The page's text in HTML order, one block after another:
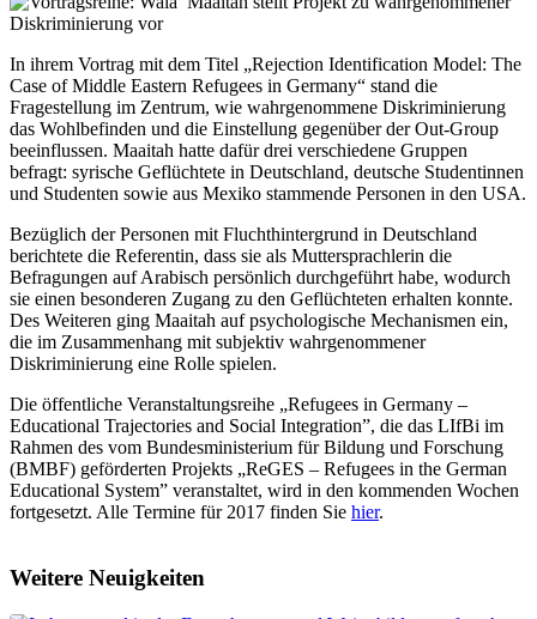
In ihrem Vortrag mit dem Titel „Rejection Identification Model: The
Case of Middle Eastern Refugees in Germany“ stand die
Fragestellung im Zentrum, wie wahrgenommene Diskriminierung
das Wohlbefinden und die Einstellung gegenüber der Out-Group
beeinflussen. Maaitah hatte dafür drei verschiedene Gruppen
befragt: syrische Geflüchtete in Deutschland, deutsche Studentinnen
und Studenten sowie aus Mexiko stammende Personen in den USA.
Bezüglich der Personen mit Fluchthintergrund in Deutschland
berichtete die Referentin, dass sie als Muttersprachlerin die
Befragungen auf Arabisch persönlich durchgeführt habe, wodurch
sie einen besonderen Zugang zu den Geflüchteten erhalten konnte.
Des Weiteren ging Maaitah auf psychologische Mechanismen ein,
die im Zusammenhang mit subjektiv wahrgenommener
Diskriminierung eine Rolle spielen.
Die öffentliche Veranstaltungsreihe „Refugees in Germany –
Educational Trajectories and Social Integration”, die das LIfBi im
Rahmen des vom Bundesministerium für Bildung und Forschung
(BMBF) geförderten Projekts „ReGES – Refugees in the German
Educational System” veranstaltet, wird in den kommenden Wochen
fortgesetzt. Alle Termine für 2017 finden Sie hier.
Weitere Neuigkeiten